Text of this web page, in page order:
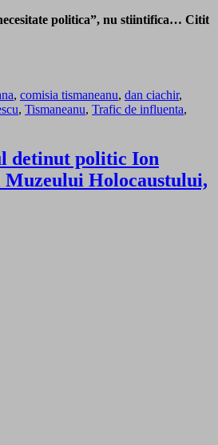
politica”, nu stiintifica… Citit
, comisia tismaneanu, dan ciachir,
, Tismaneanu, Trafic de influenta,
detinut politic Ion
Holocaustului,